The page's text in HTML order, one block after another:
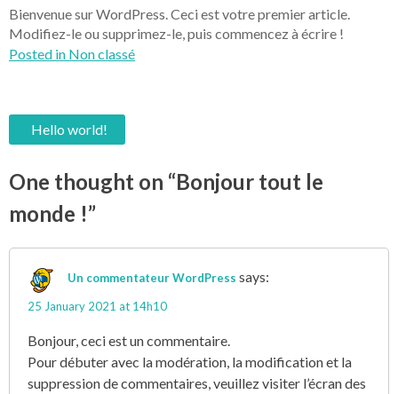
Bienvenue sur WordPress. Ceci est votre premier article.
Modifiez-le ou supprimez-le, puis commencez à écrire !
Posted in Non classé
P
o
s
t
Hello world!
One thought on “Bonjour tout le
monde !”
Un commentateur WordPress says:
25 January 2021 at 14h10
Bonjour, ceci est un commentaire.
Pour débuter avec la modération, la modification et la
suppression de commentaires, veuillez visiter l’écran des